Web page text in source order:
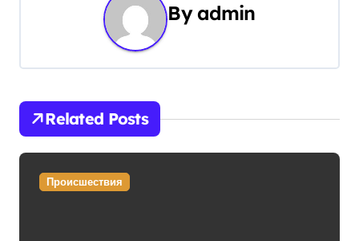
ц
и
я
п
Byadmin
Related Posts
Происшествия